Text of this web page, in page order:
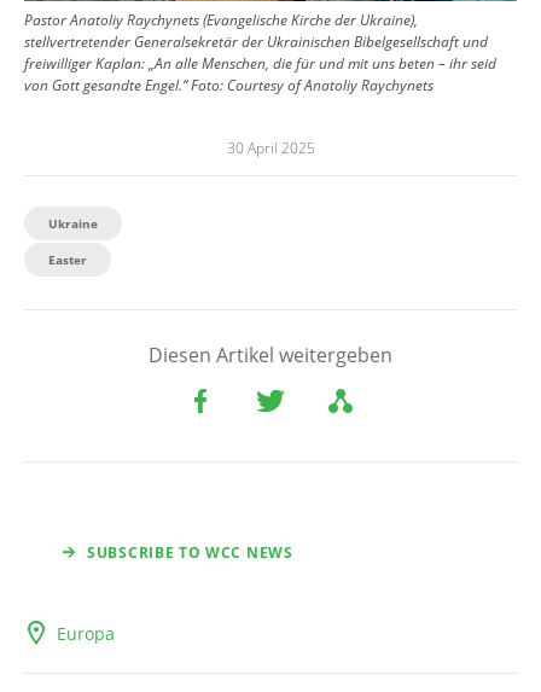
Pastor Anatoliy Raychynets (Evangelische Kirche der Ukraine),
stellvertretender Generalsekretär der Ukrainischen Bibelgesellschaft und
freiwilliger Kaplan: „An alle Menschen, die für und mit uns beten – ihr seid
von Gott gesandte Engel.“Foto: Courtesy of Anatoliy Raychynets
30 April 2025
Ukraine
Easter
Diesen Artikel weitergeben
SUBSCRIBE TO WCC NEWS
Europa